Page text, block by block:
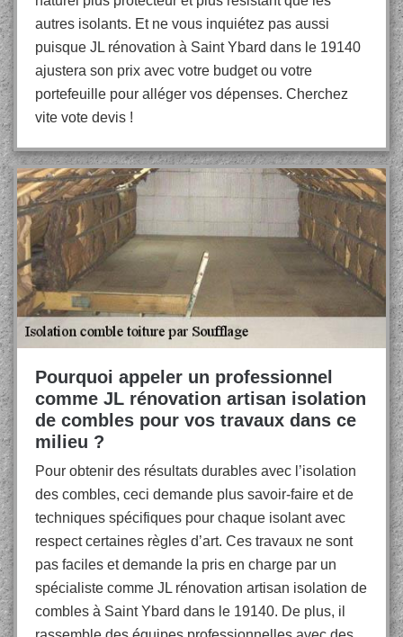
autres isolants. Et ne vous inquiétez pas aussi
puisque JL rénovation à Saint Ybard dans le 19140
ajustera son prix avec votre budget ou votre
portefeuille pour alléger vos dépenses. Cherchez
vite vote devis !
Pourquoi appeler un professionnel
comme JL rénovation artisan isolation
de combles pour vos travaux dans ce
milieu ?
Pour obtenir des résultats durables avec l’isolation
des combles, ceci demande plus savoir-faire et de
techniques spécifiques pour chaque isolant avec
respect certaines règles d’art. Ces travaux ne sont
pas faciles et demande la pris en charge par un
spécialiste comme JL rénovation artisan isolation de
combles à Saint Ybard dans le 19140. De plus, il